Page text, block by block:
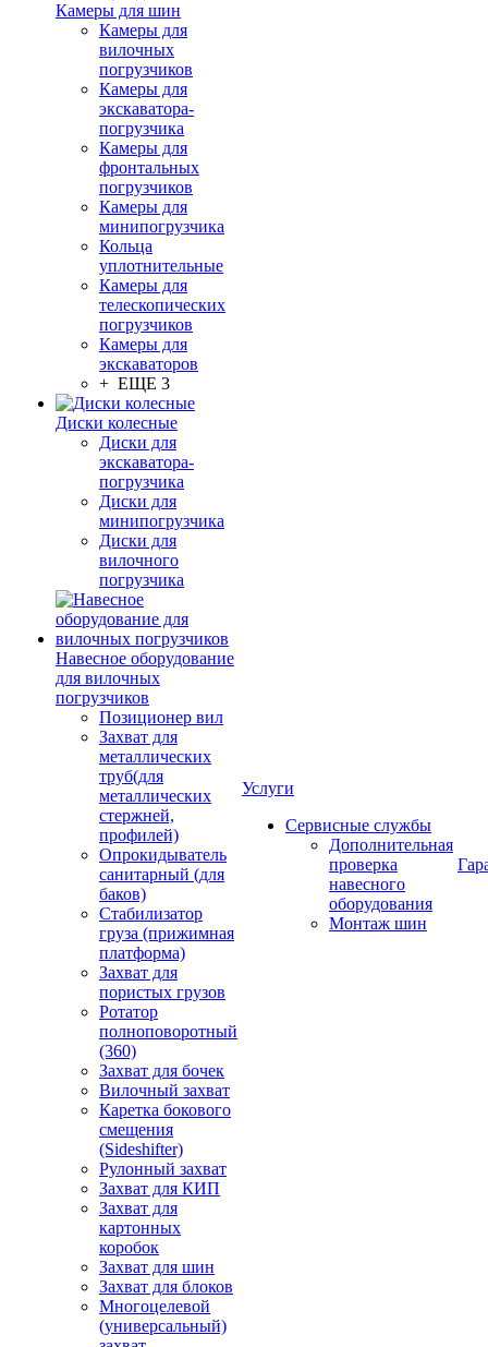
Камеры для шин
Камеры для
вилочных
погрузчиков
Камеры для
экскаватора-
погрузчика
Камеры для
фронтальных
погрузчиков
Камеры для
минипогрузчика
Кольца
уплотнительные
Камеры для
телескопических
погрузчиков
Камеры для
экскаваторов
+ ЕЩЕ 3
Диски колесные
Диски для
экскаватора-
погрузчика
Диски для
минипогрузчика
Диски для
вилочного
погрузчика
Навесное оборудование
для вилочных
погрузчиков
Позиционер вил
Захват для
металлических
труб(для
металлических
стержней,
профилей)
Опрокидыватель
санитарный (для
баков)
Стабилизатор
груза (прижимная
платформа)
Захват для
пористых грузов
Ротатор
полноповоротный
(360)
Захват для бочек
Вилочный захват
Каретка бокового
смещения
(Sideshifter)
Рулонный захват
Захват для КИП
Захват для
картонных
коробок
Захват для шин
Захват для блоков
Многоцелевой
(универсальный)
Услуги
Сервисные службы
Дополнительная
проверка
навесного
оборудования
Монтаж шин